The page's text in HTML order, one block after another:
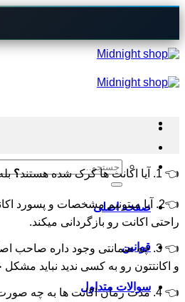
Skip
to
جستجو
برای:
صفحه اصلی
قوانین
سوالات متداول
👈 1. آیا اکانت ها کرک شده هستند ؟
👈2. آیا میتونیم مشخصات و پسورد
راحتی اکانت رو بازگردانی میکند.
👈 3. چه ضمانتی وجود داره صاحب
و اکانتتون رو به کسی ندید نباید
👈 4. مدت زمان اکانت ها به چه